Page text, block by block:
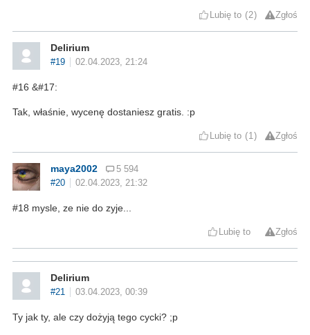
Lubię to 2 Zgłoś
Delirium
#19 02.04.2023, 21:24
#16 &#17:
Tak, właśnie, wycenę dostaniesz gratis. :p
Lubię to 1 Zgłoś
maya2002
5 594
#20
02.04.2023, 21:32
#18 mysle, ze nie do zyje...
Lubię to Zgłoś
Delirium
#21 03.04.2023, 00:39
Ty jak ty, ale czy dożyją tego cycki? ;p